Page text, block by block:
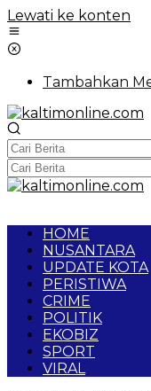
Lewati ke konten
Tambahkan
HOME
NUSANTARA
UPDATE KOTA
PERISTIWA
CRIME
POLITIK
EKOBIZ
SPORT
VIRAL